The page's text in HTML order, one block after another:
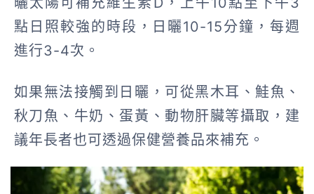
點日照較強的時段，日曬10-15分鐘，每週
進行3-4次。
如果無法接觸到日曬，可從黑木耳、鮭魚、
秋刀魚、牛奶、蛋黃、動物肝臟等攝取，建
議年長者也可透過保健營養品來補充。